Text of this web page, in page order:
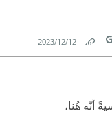
Link
12‏/12‏/2023
أنّه هُنا،